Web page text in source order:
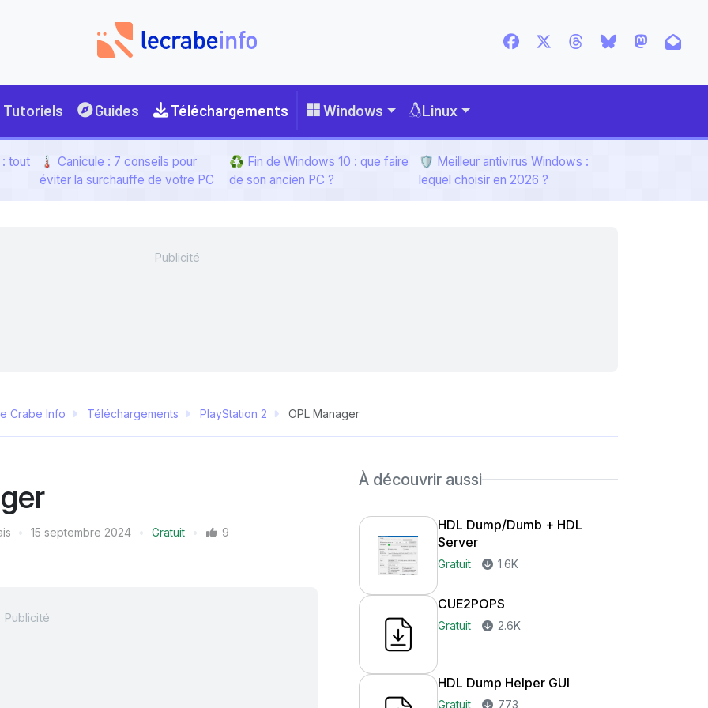
Tutoriels Guides Téléchargements Windows Linux
tout
🌡️ Canicule : 7 conseils pour
éviter la surchauffe de votre PC
♻️ Fin de Windows 10 : que faire
de son ancien PC ?
🛡️ Meilleur antivirus Windows :
lequel choisir en 2026 ?
Crabe Info Téléchargements PlayStation 2 OPL Manager
15 septembre 2024
Gratuit
9
À découvrir aussi
HDL Dump/Dumb + HDL
Server
Gratuit 1.6K
CUE2POPS
Gratuit 2.6K
HDL Dump Helper GUI
Gratuit 773